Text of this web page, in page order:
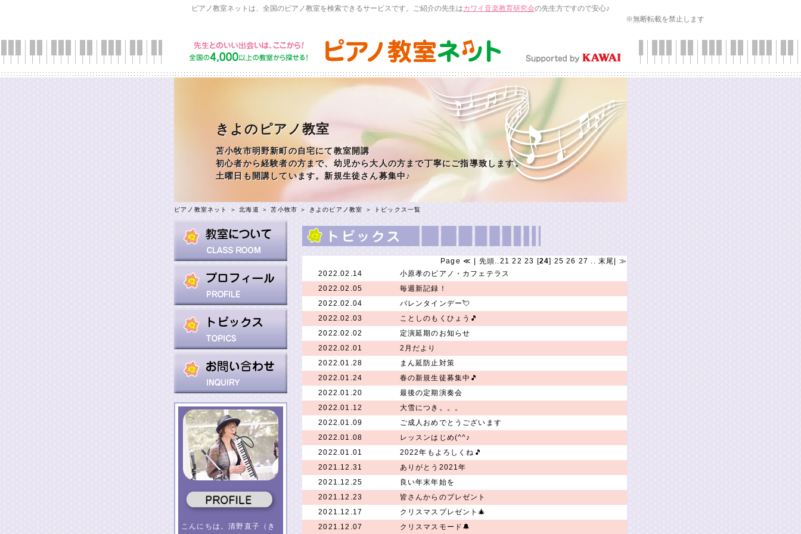
ピアノ教室ネットは、全国のピアノ教室を検索できるサービスです。ご紹介の先生はカワイ音楽教育研究会の先生方ですので安心♪
※無断転載を禁止します
きよのピアノ教室
苫小牧市明野新町の自宅にて教室開講
初心者から経験者の方まで、幼児から大人の方まで丁寧にご指導致します。
土曜日も開講しています。新規生徒さん募集中♪
ピアノ教室ネット ＞北海道 ＞苫小牧市 ＞ きよのピアノ教室 ＞ トピックス一覧
こんにちは。清野直子（き
Page ≪ 先頭..21 22 23 [24] 25 26 27 .. 末尾
≫
2022.02.14
小原孝のピアノ・カフェテラス
2022.02.05
毎週新記録！
2022.02.04
バレンタインデー💘
2022.02.03
ことしのもくひょう🎵
2022.02.02
定演延期のお知らせ
2022.02.01
2月だより
2022.01.28
まん延防止対策
2022.01.24
春の新規生徒募集中🎵
2022.01.20
最後の定期演奏会
2022.01.12
大雪につき。。。
2022.01.09
ご成人おめでとうございます
2022.01.08
レッスンはじめ(^^♪
2022.01.01
2022年もよろしくね🎵
2021.12.31
ありがとう2021年
2021.12.25
良い年末年始を
2021.12.23
皆さんからのプレゼント
2021.12.17
クリスマスプレゼント🎄
2021.12.07
クリスマスモード🔔